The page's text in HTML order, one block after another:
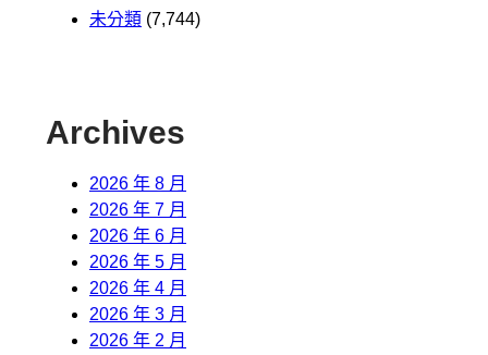
未分類 (7,744)
Archives
2026 年 8 月
2026 年 7 月
2026 年 6 月
2026 年 5 月
2026 年 4 月
2026 年 3 月
2026 年 2 月